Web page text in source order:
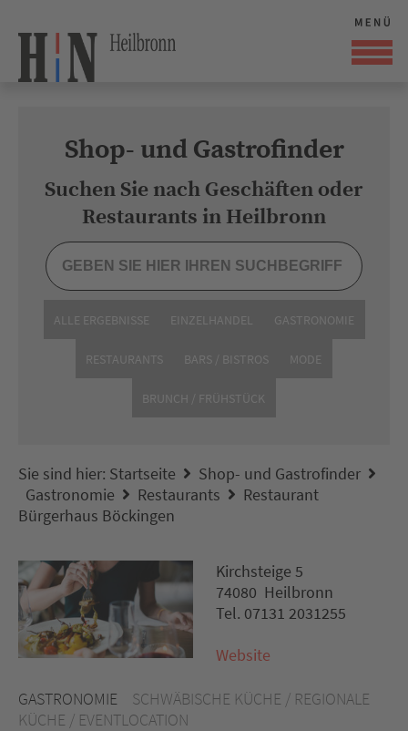
Shop- und Gastrofinder
Suchen Sie nach Geschäften oder
Restaurants in Heilbronn
ALLE ERGEBNISSE EINZELHANDEL GASTRONOMIE
RESTAURANTS BARS / BISTROS MODE
BRUNCH / FRÜHSTÜCK
Sie sind hier: Startseite
Shop- und Gastrofinder
Gastronomie
Restaurants
Restaurant
Bürgerhaus Böckingen
GASTRONOMIE
SCHWÄBISCHE KÜCHE / REGIONALE
KÜCHE / EVENTLOCATION
Kirchsteige 5
74080 Heilbronn
Tel. 07131 2031255
Website